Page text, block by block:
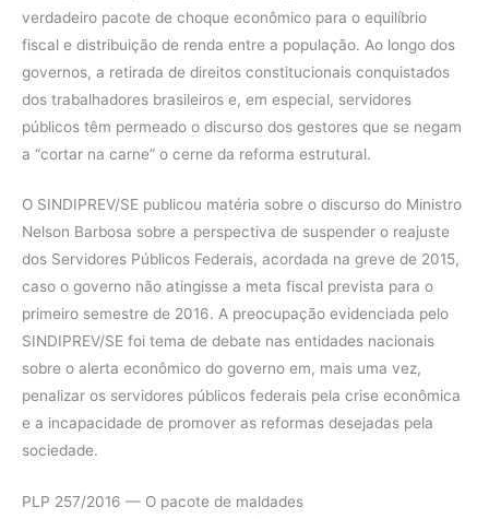
verdadeiro pacote de choque econômico para o equilíbrio
fiscal e distribuição de renda entre a população. Ao longo dos
governos, a retirada de direitos constitucionais conquistados
dos trabalhadores brasileiros e, em especial, servidores
públicos têm permeado o discurso dos gestores que se negam
a “cortar na carne” o cerne da reforma estrutural.
O SINDIPREV/SE publicou matéria sobre o discurso do Ministro
Nelson Barbosa sobre a perspectiva de suspender o reajuste
dos Servidores Públicos Federais, acordada na greve de 2015,
caso o governo não atingisse a meta fiscal prevista para o
primeiro semestre de 2016. A preocupação evidenciada pelo
SINDIPREV/SE foi tema de debate nas entidades nacionais
sobre o alerta econômico do governo em, mais uma vez,
penalizar os servidores públicos federais pela crise econômica
e a incapacidade de promover as reformas desejadas pela
sociedade.
PLP 257/2016 — O pacote de maldades